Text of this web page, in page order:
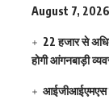
August 7, 2026
22 हजार से
होगी आंगनबाड़ी
आईजीआईएमएस